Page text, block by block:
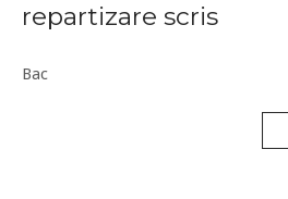
repartizare scris
Bac